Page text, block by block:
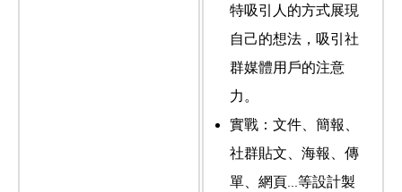
特吸引人的方式展現
自己的想法，吸引社
群媒體用戶的注意
力。
實戰：文件、簡報、
社群貼文、海報、傳
單、網頁...等設計製